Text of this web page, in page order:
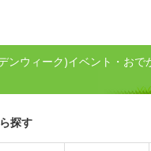
ンウィーク)イベント・おで
探す